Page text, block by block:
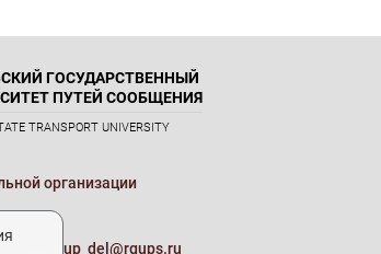
ГОСУДАРСТВЕННЫЙ
ПУТЕЙ СООБЩЕНИЯ
TRANSPORT UNIVERSITY
организации
up_del@rgups.ru